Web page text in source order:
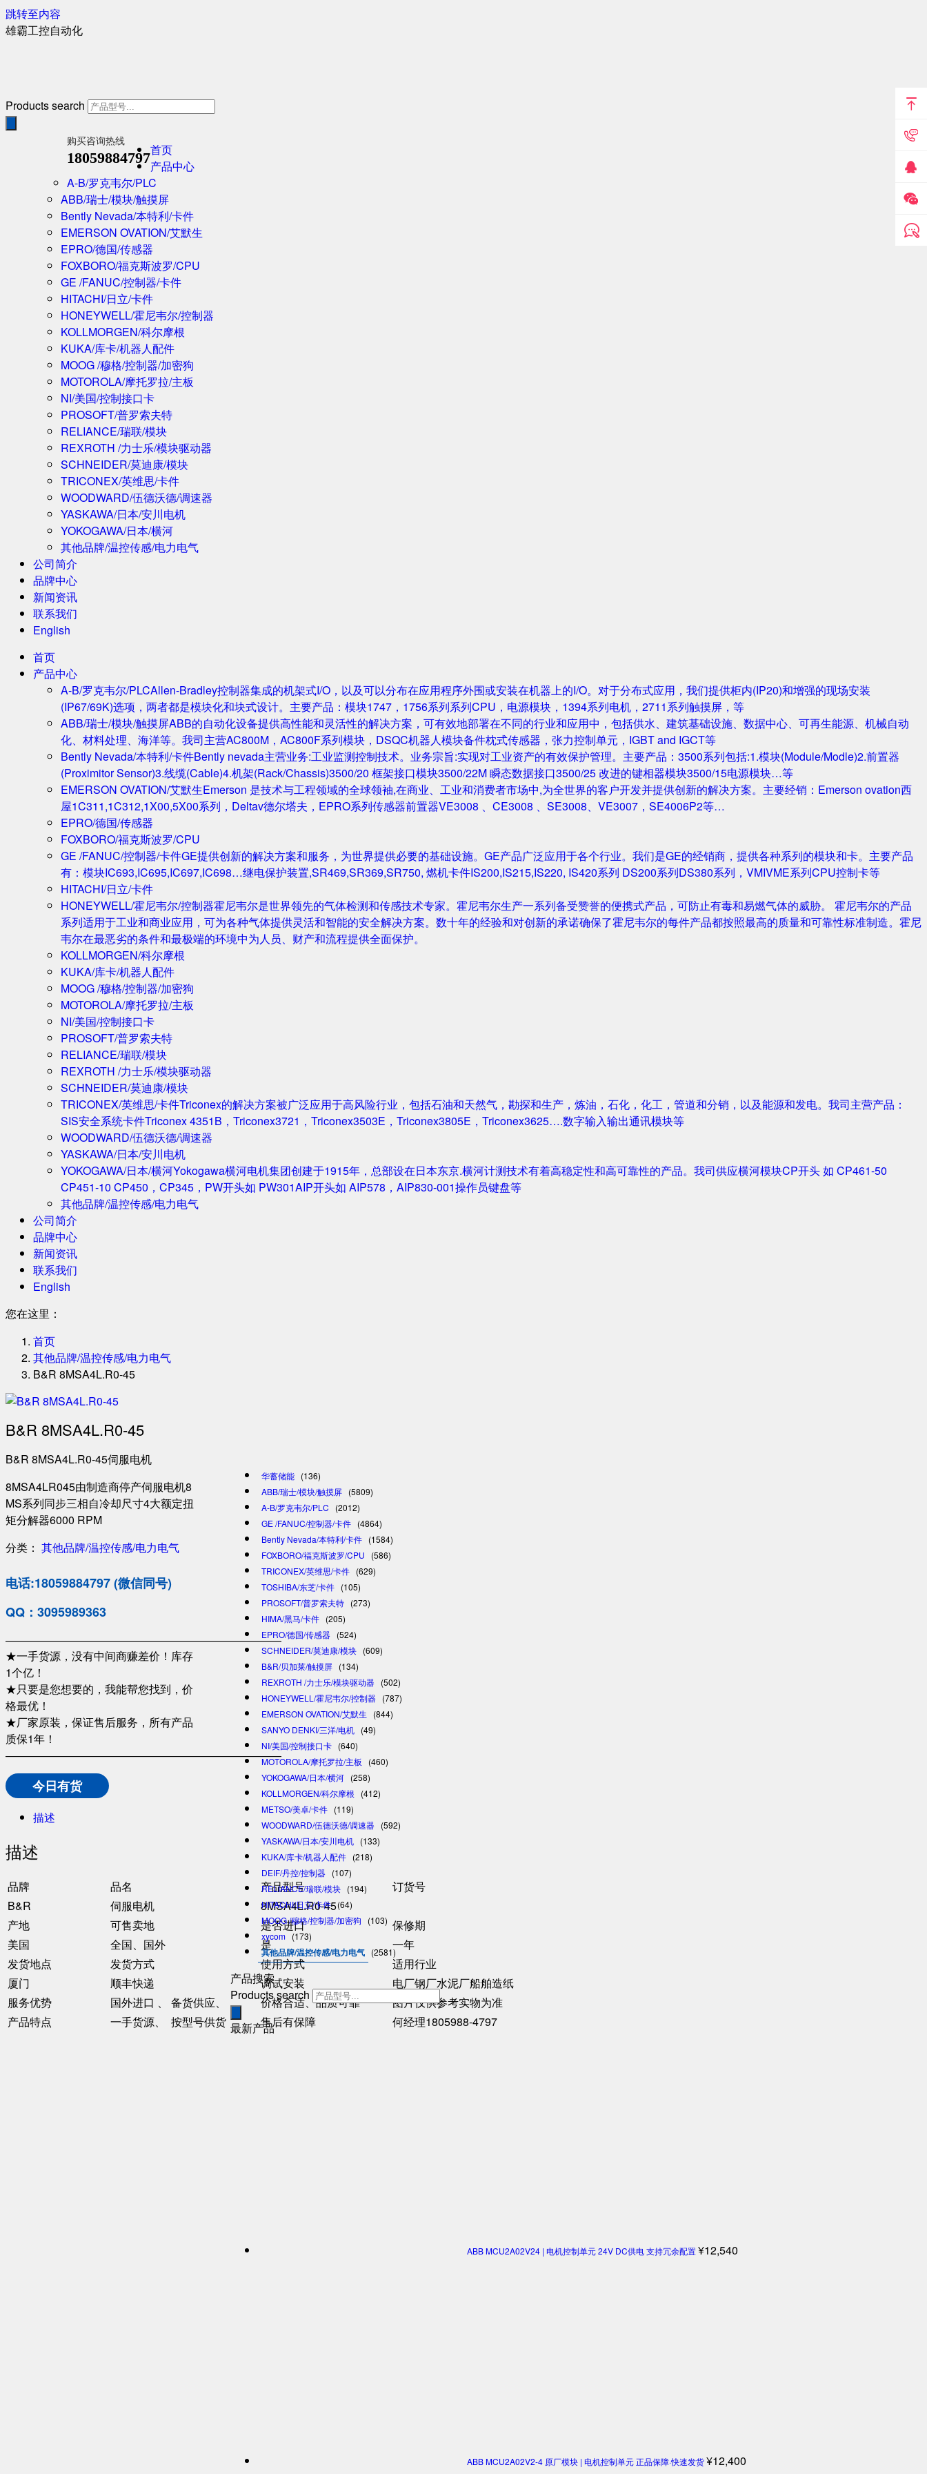
跳转至内容
雄霸工控自动化
Products search
购买咨询热线
18059884797首页
产品中心
A-B/罗克韦尔/PLC
ABB/瑞士/模块/触摸屏
Bently Nevada/本特利/卡件
EMERSON OVATION/艾默生
EPRO/德国/传感器
FOXBORO/福克斯波罗/CPU
GE /FANUC/控制器/卡件
HITACHI/日立/卡件
HONEYWELL/霍尼韦尔/控制器
KOLLMORGEN/科尔摩根
KUKA/库卡/机器人配件
MOOG /穆格/控制器/加密狗
MOTOROLA/摩托罗拉/主板
NI/美国/控制接口卡
PROSOFT/普罗索夫特
RELIANCE/瑞联/模块
REXROTH /力士乐/模块驱动器
SCHNEIDER/莫迪康/模块
TRICONEX/英维思/卡件
WOODWARD/伍德沃德/调速器
YASKAWA/日本/安川电机
YOKOGAWA/日本/横河
其他品牌/温控传感/电力电气
公司简介
品牌中心
新闻资讯
联系我们
English
首页
产品中心
A-B/罗克韦尔/PLCAllen-Bradley控制器集成的机架式I/O，以及可以分布在应用程序外围或安装在机器上的I/O。对于分布式应用，我们提供柜内(IP20)和增强的现场安装
(IP67/69K)选项，两者都是模块化和块式设计。主要产品：模块1747，1756系列系列CPU，电源模块，1394系列电机，2711系列触摸屏，等
ABB/瑞士/模块/触摸屏ABB的自动化设备提供高性能和灵活性的解决方案，可有效地部署在不同的行业和应用中，包括供水、建筑基础设施、数据中心、可再生能源、机械自动
化、材料处理、海洋等。我司主营AC800M，AC800F系列模块，DSQC机器人模块备件枕式传感器，张力控制单元，IGBT and IGCT等
Bently Nevada/本特利/卡件Bently nevada主营业务:工业监测控制技术。业务宗旨:实现对工业资产的有效保护管理。主要产品：3500系列包括:1.模块(Module/Modle)2.前置器
(Proximitor Sensor)3.线缆(Cable)4.机架(Rack/Chassis)3500/20 框架接口模块3500/22M 瞬态数据接口3500/25 改进的键相器模块3500/15电源模块…等
EMERSON OVATION/艾默生Emerson 是技术与工程领域的全球领袖,在商业、工业和消费者市场中,为全世界的客户开发并提供创新的解决方案。主要经销：Emerson ovation西
屋1C311,1C312,1X00,5X00系列，Deltav德尔塔夫，EPRO系列传感器前置器VE3008 、CE3008 、SE3008、VE3007，SE4006P2等…
EPRO/德国/传感器
FOXBORO/福克斯波罗/CPU
GE /FANUC/控制器/卡件GE提供创新的解决方案和服务，为世界提供必要的基础设施。GE产品广泛应用于各个行业。我们是GE的经销商，提供各种系列的模块和卡。主要产品
有：模块IC693,IC695,IC697,IC698…继电保护装置,SR469,SR369,SR750, 燃机卡件IS200,IS215,IS220, IS420系列 DS200系列DS380系列，VMIVME系列CPU控制卡等
HITACHI/日立/卡件
HONEYWELL/霍尼韦尔/控制器霍尼韦尔是世界领先的气体检测和传感技术专家。霍尼韦尔生产一系列备受赞誉的便携式产品，可防止有毒和易燃气体的威胁。 霍尼韦尔的产品
系列适用于工业和商业应用，可为各种气体提供灵活和智能的安全解决方案。数十年的经验和对创新的承诺确保了霍尼韦尔的每件产品都按照最高的质量和可靠性标准制造。霍尼
韦尔在最恶劣的条件和最极端的环境中为人员、财产和流程提供全面保护。
KOLLMORGEN/科尔摩根
KUKA/库卡/机器人配件
MOOG /穆格/控制器/加密狗
MOTOROLA/摩托罗拉/主板
NI/美国/控制接口卡
PROSOFT/普罗索夫特
RELIANCE/瑞联/模块
REXROTH /力士乐/模块驱动器
SCHNEIDER/莫迪康/模块
TRICONEX/英维思/卡件Triconex的解决方案被广泛应用于高风险行业，包括石油和天然气，勘探和生产，炼油，石化，化工，管道和分销，以及能源和发电。我司主营产品：
SIS安全系统卡件Triconex 4351B，Triconex3721，Triconex3503E，Triconex3805E，Triconex3625….数字输入输出通讯模块等
WOODWARD/伍德沃德/调速器
YASKAWA/日本/安川电机
YOKOGAWA/日本/横河Yokogawa横河电机集团创建于1915年，总部设在日本东京.横河计测技术有着高稳定性和高可靠性的产品。我司供应横河模块CP开头 如 CP461-50
CP451-10 CP450，CP345，PW开头如 PW301AIP开头如 AIP578，AIP830-001操作员键盘等
其他品牌/温控传感/电力电气
公司简介
品牌中心
新闻资讯
联系我们
English
您在这里：
首页
其他品牌/温控传感/电力电气
B&R 8MSA4L.R0-45
B&R 8MSA4L.R0-45
B&R 8MSA4L.R0-45伺服电机
8MSA4LR045由制造商停产伺服电机8
MS系列同步三相自冷却尺寸4大额定扭
矩分解器6000 RPM
分类： 其他品牌/温控传感/电力电气
电话:18059884797 (微信同号)
QQ：3095989363
—————————————————————————
★一手货源，没有中间商赚差价！库存
1个亿！
★只要是您想要的，我能帮您找到，价
格最优！
★厂家原装，保证售后服务，所有产品
质保1年！
—————————————————————————
今日有货
描述
描述
品牌 品名 产品型号
订货号
B&R
伺服电机
8MSA4L.R0-45
产地
可售卖地 是否进口
保修期
美国
全国、国外 是
一年
发货地点
发货方式 使用方式
适用行业
厦门
顺丰快递 调试安装
电厂钢厂水泥厂船舶造纸
服务优势
国外进口 、 备货供应、 价格合适、品质可靠
图片仅供参考实物为准
产品特点
一手货源、 按型号供货 售后有保障 何经理1805988-4797
华蓄储能 (136)
ABB/瑞士/模块/触摸屏 (5809)
A-B/罗克韦尔/PLC
(2012)
GE /FANUC/控制器/卡件 (4864)
Bently Nevada/本特利/卡件 (1584)
FOXBORO/福克斯波罗/CPU
(586)
TRICONEX/英维思/卡件 (629)
TOSHIBA/东芝/卡件 (105)
PROSOFT/普罗索夫特 (273)
HIMA/黑马/卡件 (205)
EPRO/德国/传感器 (524)
SCHNEIDER/莫迪康/模块 (609)
B&R/贝加莱/触摸屏 (134)
REXROTH /力士乐/模块驱动器 (502)
HONEYWELL/霍尼韦尔/控制器 (787)
EMERSON OVATION/艾默生
(844)
SANYO DENKI/三洋/电机 (49)
NI/美国/控制接口卡 (640)
MOTOROLA/摩托罗拉/主板
(460)
YOKOGAWA/日本/横河 (258)
KOLLMORGEN/科尔摩根
(412)
METSO/美卓/卡件 (119)
WOODWARD/伍德沃德/调速器 (592)
YASKAWA/日本/安川电机 (133)
KUKA/库卡/机器人配件 (218)
DEIF/丹控/控制器 (107)
RELIANCE/瑞联/模块 (194)
HITACHI/日立/卡件 (64)
MOOG /穆格/控制器/加密狗
(103)
xycom (173)
其他品牌/温控传感/电力电气 (2581)
产品搜索
Products search
最新产品
ABB MCU2A02V24 | 电机控制单元 24V DC供电 支持冗余配置¥12,540
ABB MCU2A02V2-4 原厂模块 | 电机控制单元 正品保障·快速发货¥12,400